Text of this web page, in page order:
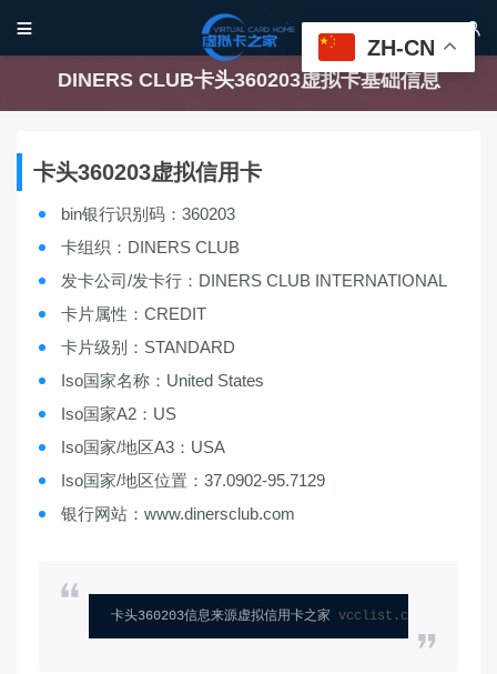
 
DINERS CLUB卡头360203虚拟卡基础信息
卡头360203虚拟信用卡
bin银行识别码：360203
卡组织：DINERS CLUB
发卡公司/发卡行：DINERS CLUB INTERNATIONAL
卡片属性：CREDIT
卡片级别：STANDARD
Iso国家名称：United States
Iso国家A2：US
Iso国家/地区A3：USA
Iso国家/地区位置：37.0902-95.7129
银行网站：www.dinersclub.com
卡头360203信息来源虚拟信用卡之家 vcclist.com
ZH-CN